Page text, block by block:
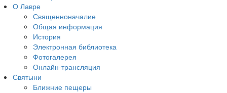
О Лавре
Священноначалие
Общая информация
История
Электронная библиотека
Фотогалерея
Онлайн-трансляция
Святыни
Ближние пещеры